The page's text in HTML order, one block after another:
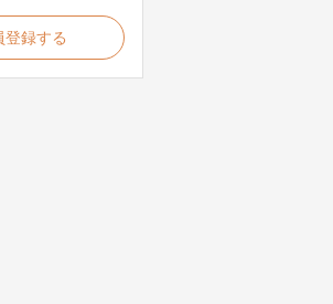
登録する